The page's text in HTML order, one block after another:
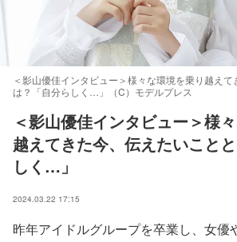
＜影山優佳インタビュー＞様々な環境を乗り越えて
は？「自分らしく…」（C）モデルプレス
＜影山優佳インタビュー＞様
越えてきた今、伝えたいこと
しく…」
2024.03.22 17:15
昨年アイドルグループを卒業し、女優